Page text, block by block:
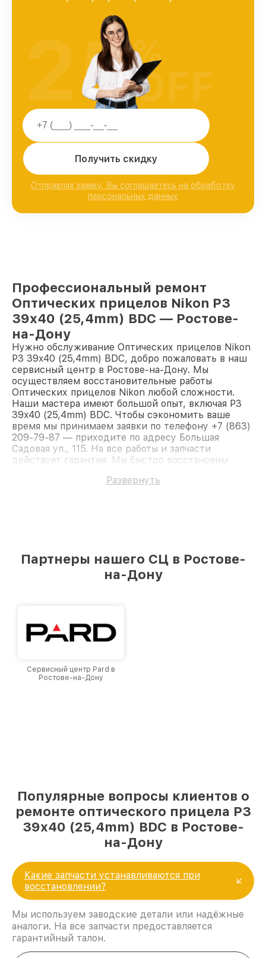
Получить скидку
Отправляя заявку, Вы соглашаетесь на обработку
персональных данных
25%
OFF
Профессиональный ремонт
Оптических прицелов Nikon P3
39x40 (25,4mm) BDC — Ростове-
на-Дону
Нужно обслуживание Оптических прицелов Nikon
P3 39x40 (25,4mm) BDC, добро пожаловать в наш
сервисный центр в Ростове-на-Дону. Мы
осуществляем восстановительные работы
Оптических прицелов Nikon любой сложности.
Наши мастера имеют большой опыт, включая P3
39x40 (25,4mm) BDC. Чтобы сэкономить ваше
время мы принимаем заявки по телефону +7 (863)
209-79-87 — приходите по адресу Большая
Садовая ул., 115. На все работы и запчасти
действует гарантия. Мы быстро восстановим
Развернуть
Партнеры нашего СЦ в Ростове-
на-Дону
Сервисный центр Pard в
Ростове-на-Дону
Популярные вопросы клиентов о
ремонте оптического прицела P3
39x40 (25,4mm) BDC в Ростове-
на-Дону
Какие запчасти устанавливаются при
восстановлении?
Мы используем заводские детали или надёжные
аналоги. На все запчасти предоставляется
гарантийный талон.